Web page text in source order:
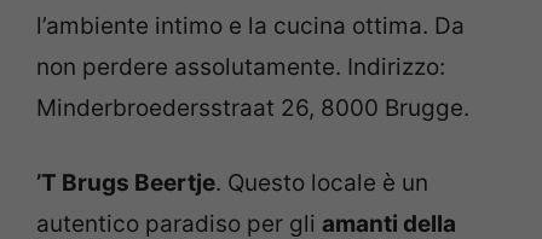
l’ambiente intimo e la cucina ottima. Da
non perdere assolutamente. Indirizzo:
Minderbroedersstraat 26, 8000 Brugge.
’T Brugs Beertje. Questo locale è un
autentico paradiso per gli amanti della